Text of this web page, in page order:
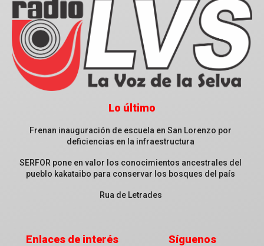
Lo último
Frenan inauguración de escuela en San Lorenzo por
deficiencias en la infraestructura
SERFOR pone en valor los conocimientos ancestrales del
pueblo kakataibo para conservar los bosques del país
Rua de Letrades
Enlaces de interés Síguenos